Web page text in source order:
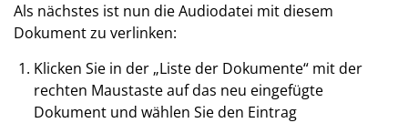
Als nächstes ist nun die Audiodatei mit diesem
Dokument zu verlinken:
Klicken Sie in der „Liste der Dokumente“ mit der
rechten Maustaste auf das neu eingefügte
Dokument und wählen Sie den Eintrag